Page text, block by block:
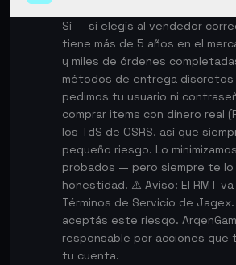
Sí — si elegís al vendedor
tiene más de 5 años en el
y miles de órdenes
métodos de entrega discretos
pedimos tu usuario ni
comprar items con dinero real
los TdS de OSRS, así que
pequeño riesgo. Lo
probados — pero siempre te lo
honestidad. ⚠️ Aviso: El RMT
Términos de Servicio de Jagex.
aceptás este riesgo.
responsable por acciones que
tu cuenta.